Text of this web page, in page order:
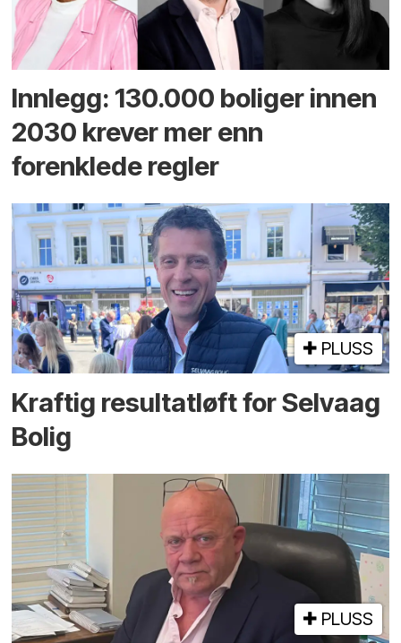
Innlegg: 130.000 boliger innen
2030 krever mer enn
forenklede regler
PLUSS
Kraftig resultatløft for Selvaag
Bolig
PLUSS